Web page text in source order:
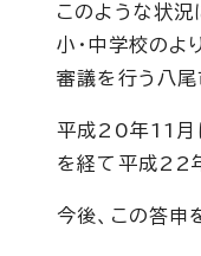
このような状
小・中学校のよ
審議を行う八尾
平成20年11月
を経て平成22
今後、この答申